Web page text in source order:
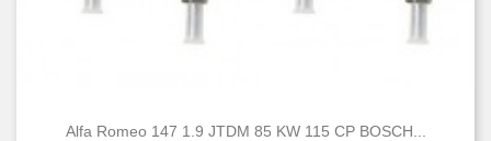
Alfa Romeo 147 1.9 JTDM 85 KW 115 CP BOSCH...